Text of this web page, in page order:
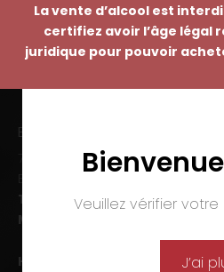
La vente d’alcool est
certifiez avoir l’âge légal
juridique pour pouvoir
Veuillez vérifier
J’ai
EMMANUEL NASTI
7 avenue Pierre Pflimlin – ZAC
Tél. :
03 89 46 50 35
Mail :
Horaires d’ouverture :